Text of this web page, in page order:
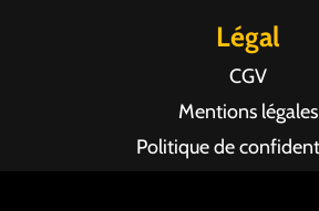
Légal
CGV
Mentions légales
Politique de